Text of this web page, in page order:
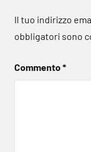
Il tuo indirizzo
obbligatori sono
Commento*